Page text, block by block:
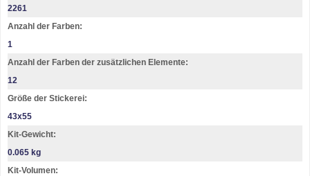
2261
Anzahl der Farben:
1
Anzahl der Farben der zusätzlichen Elemente:
12
Größe der Stickerei:
43х55
Kit-Gewicht:
0.065 kg
Kit-Volumen: